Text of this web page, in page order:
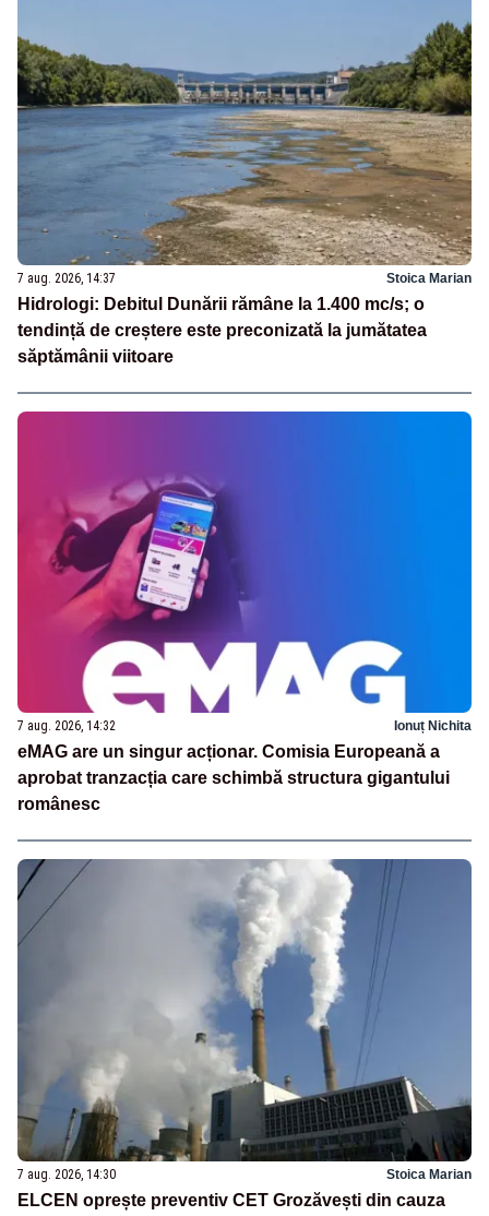
7 aug. 2026, 14:37 Stoica Marian
Hidrologi: Debitul Dunării rămâne la 1.400 mc/s; o
tendință de creștere este preconizată la jumătatea
săptămânii viitoare
7 aug. 2026, 14:32 Ionuț Nichita
eMAG are un singur acționar. Comisia Europeană a
aprobat tranzacția care schimbă structura gigantului
românesc
7 aug. 2026, 14:30 Stoica Marian
ELCEN oprește preventiv CET Grozăvești din cauza